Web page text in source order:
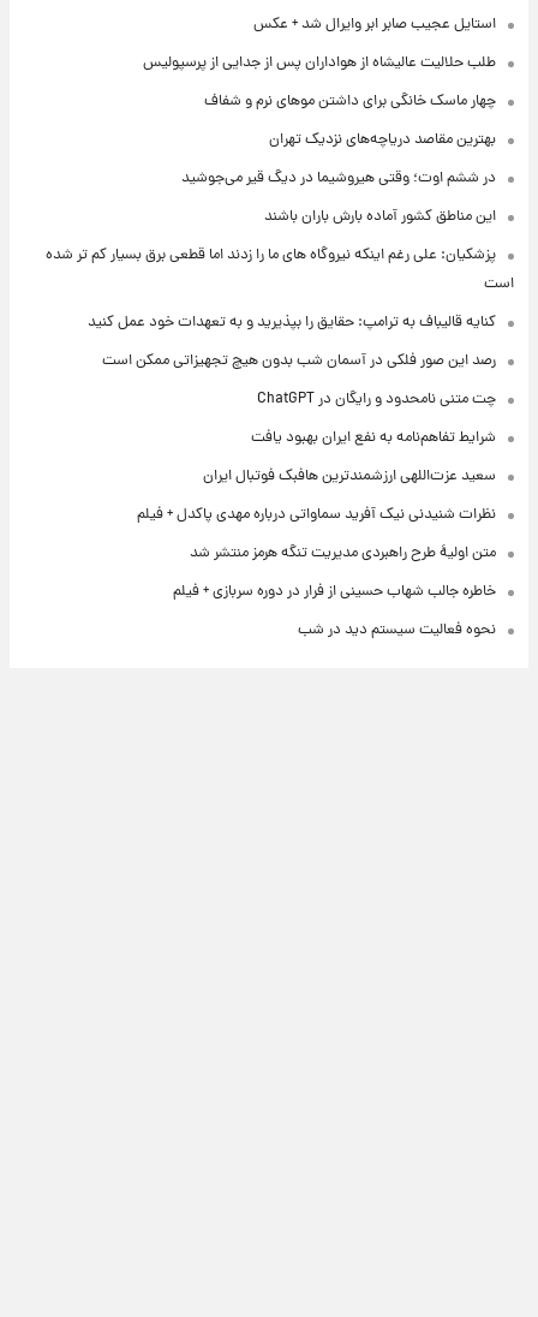
استایل عجیب صابر ابر وایرال شد + عکس
طلب حلالیت عالیشاه از هواداران پس از جدایی از پرسپولیس
چهار ماسک خانگی برای داشتن موهای نرم و شفاف
بهترین مقاصد دریاچه‌های نزدیک تهران
در ششم اوت؛ وقتی هیروشیما در دیگ قیر می‌جوشید
این مناطق کشور آماده بارش باران باشند
پزشکیان: علی رغم اینکه نیروگاه های ما را زدند اما قطعی برق بسیار کم تر شده
است
کنایه قالیباف به ترامپ: حقایق را بپذیرید و به تعهدات خود عمل کنید
رصد این صور فلکی در آسمان شب بدون هیچ تجهیزاتی ممکن است
چت متنی نامحدود و رایگان در ChatGPT
شرایط تفاهم‌نامه به نفع ایران بهبود یافت
سعید عزت‌اللهی ارزشمندترین هافبک فوتبال ایران
نظرات شنیدنی نیک آفرید سماواتی درباره مهدی پاکدل + فیلم
متن اولیۀ طرح راهبردی مدیریت تنگه هرمز منتشر شد
خاطره جالب شهاب حسینی از فرار در دوره سربازی + فیلم
نحوه فعالیت سیستم دید در شب